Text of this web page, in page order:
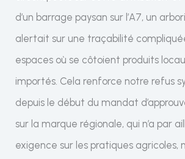
d’un barrage paysan sur l’A7, un
alertait sur une traçabilité
espaces où se côtoient produits
importés. Cela renforce notre refus
depuis le début du mandat
sur la marque régionale, qui n’a par
exigence sur les pratiques agricoles,